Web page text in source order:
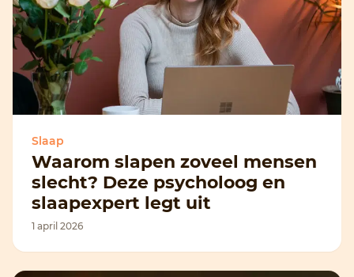
Slaap
Waarom slapen zoveel mensen
slecht? Deze psycholoog en
slaapexpert legt uit
1 april 2026